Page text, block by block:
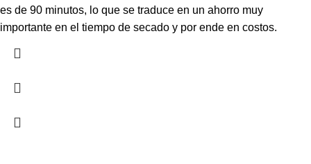
es de 90 minutos, lo que se traduce en un ahorro muy
importante en el tiempo de secado y por ende en costos.